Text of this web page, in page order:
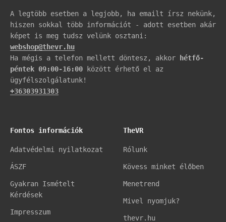
A legtöbb esetben a legjobb, ha emailt írsz nekünk,
hiszen sokkal több információt - adott esetben akár
képet is meg tudsz velünk osztani:
webshop@thevr.hu
Ha mégis a telefon mellett döntesz, akkor
hétfő-
péntek 09:00-16:00 között érhető el az
ügyfélszolgálatunk!
+36303931303
Fontos információk
Adatvédelmi nyilatkozat
ÁSZF
Gyakran Ismételt
Kérdések
Impresszum
TheVR
Rólunk
Kövess minket élőben
Menetrend
Mivel nyomjuk?
thevr.hu